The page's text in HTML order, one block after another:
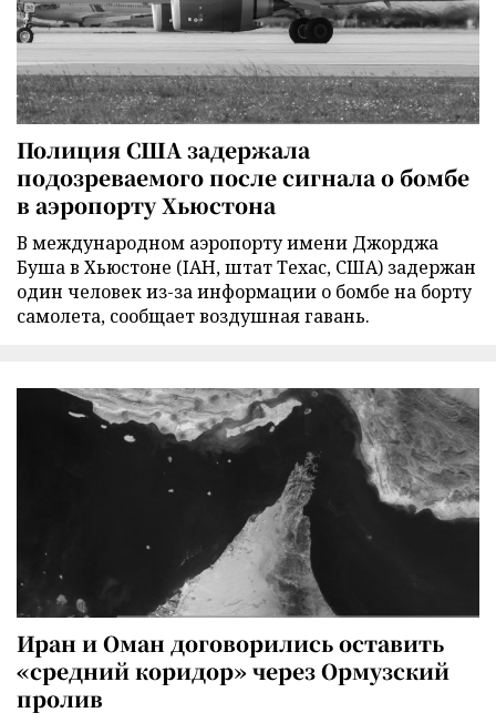
Полиция США задержала
подозреваемого после сигнала о бомбе
в аэропорту Хьюстона
В международном аэропорту имени Джорджа
Буша в Хьюстоне (IAH, штат Техас, США) задержан
один человек из-за информации о бомбе на борту
самолета, сообщает воздушная гавань.
Иран и Оман договорились оставить
«средний коридор» через Ормузский
пролив